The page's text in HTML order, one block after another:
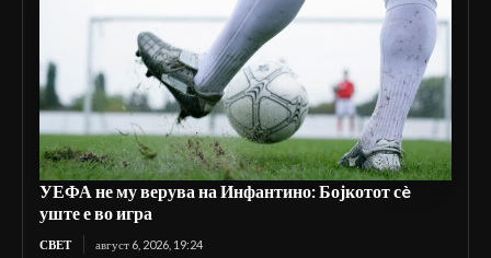
УЕФА не му верува на Инфантино: Бојкотот сè
уште е во игра
СВЕТ август 6, 2026, 19:24